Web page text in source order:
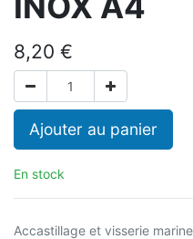
8,20 €
Ajouter au panier
En stock
Accastillage et visserie marine